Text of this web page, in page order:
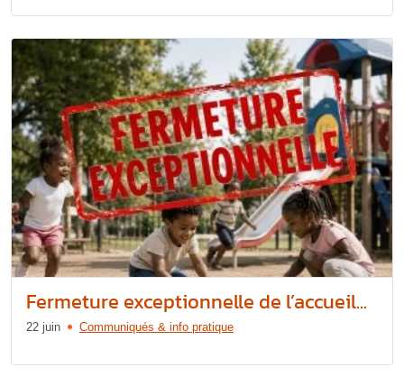
Fermeture exceptionnelle de l’accueil...
22 juin Communiqués & info pratique